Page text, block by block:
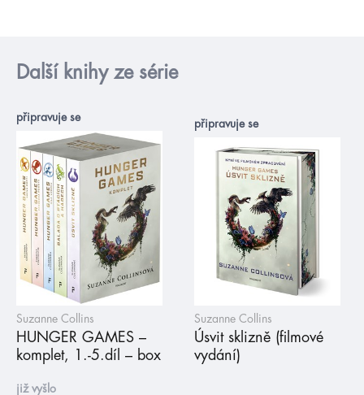
Další knihy ze série
připravuje se
Suzanne Collins
HUNGER GAMES –
komplet, 1.-5.díl – box
připravuje se
Suzanne Collins
Úsvit sklizně (filmové
vydání)
již vyšlo